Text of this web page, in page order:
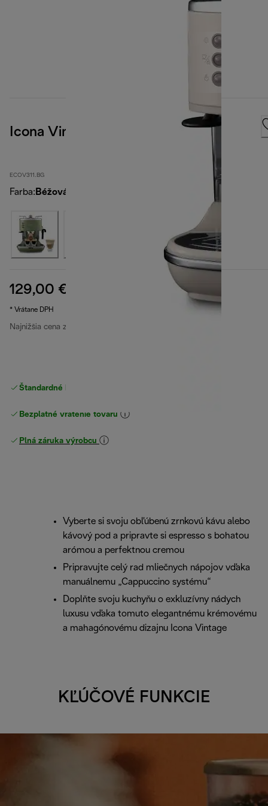
Icona Vintage, Beige
ECOV311.BG
Farba: Béžová
129,00 € pôvodná cena 159,00 €
* Vrátane DPH
Najnižšia cena za posledných 30 dní
Štandardné bezplatné doručenie
Bezplatné vrátenie tovaru
Plná záruka výrobcu
Vyberte si svoju obľúbenú zrnkovú kávu alebo
kávový pod a pripravte si espresso s bohatou
arómou a perfektnou cremou
Pripravujte celý rad mliečnych nápojov vďaka
manuálnemu „Cappuccino systému“
Doplňte svoju kuchyňu o exkluzívny nádych
luxusu vďaka tomuto elegantnému krémovému
a mahagónovému dizajnu Icona Vintage
KĽÚČOVÉ FUNKCIE